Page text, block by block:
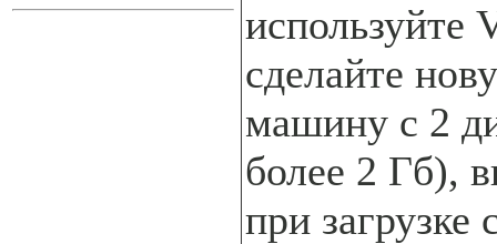
используйте
сделайте
машину с 2
более 2 Гб),
при загрузке